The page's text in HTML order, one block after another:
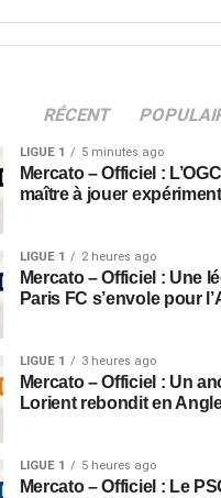
RÉCENT
LIGUE 1 5 minutes ago
Mercato – Officiel :
maître à jouer
LIGUE 1 2 heures ago
Mercato – Officiel : Une
Paris FC s’envole pour
LIGUE 1 3 heures ago
Mercato – Officiel : Un
Lorient rebondit en
LIGUE 1 5 heures ago
Mercato – Officiel : Le